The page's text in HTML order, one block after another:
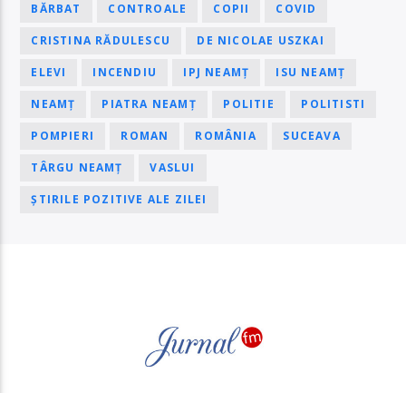
BĂRBAT CONTROALE COPII COVID
CRISTINA RĂDULESCU DE NICOLAE USZKAI
ELEVI INCENDIU IPJ NEAMȚ ISU NEAMȚ
NEAMȚ PIATRA NEAMȚ POLITIE POLITISTI
POMPIERI ROMAN ROMÂNIA SUCEAVA
TÂRGU NEAMȚ VASLUI
ȘTIRILE POZITIVE ALE ZILEI